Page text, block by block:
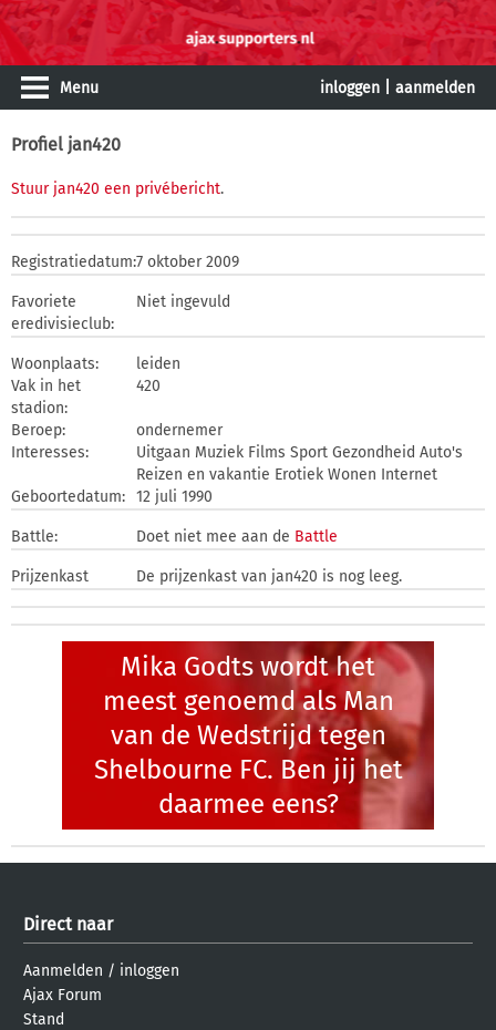
Menu inloggen aanmelden
Profiel jan420
Stuur jan420 een privébericht.
Registratiedatum:7 oktober 2009
Favoriete
eredivisieclub:
Niet ingevuld
Woonplaats:
leiden
Vak in het
stadion:
420
Beroep:
ondernemer
Interesses:
Uitgaan Muziek Films Sport Gezondheid Auto's
Reizen en vakantie Erotiek Wonen Internet
Geboortedatum: 12 juli 1990
Battle: Doet niet mee aan de Battle
Prijzenkast De prijzenkast van jan420 is nog leeg.
Mika Godts wordt het
meest genoemd als Man
van de Wedstrijd tegen
Shelbourne FC. Ben jij het
daarmee eens?
Direct naar
Aanmelden / inloggen
Ajax Forum
Stand